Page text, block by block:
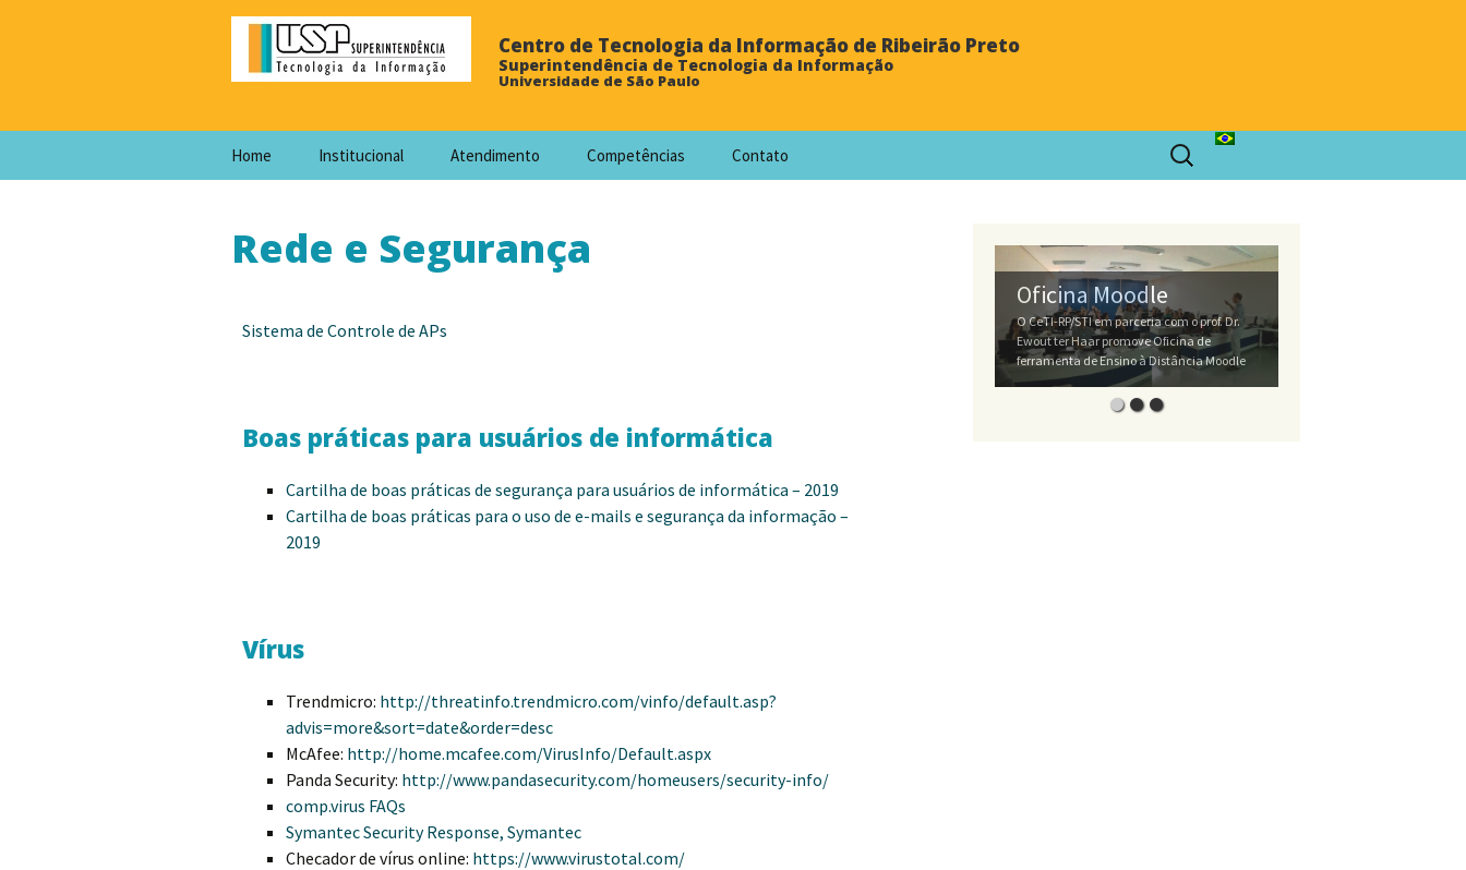
Centro de Tecnologia da Informação de Ribeirão Preto
Superintendência de Tecnologia da Informação
Universidade de São Paulo
Home Institucional Atendimento Competências Contato
Rede e Segurança
Sistema de Controle de APs
Boas práticas para usuários de informática
Cartilha de boas práticas de segurança para usuários de informática – 2019
Cartilha de boas práticas para o uso de e-mails e segurança da informação –
2019
Vírus
Trendmicro: http://threatinfo.trendmicro.com/vinfo/default.asp?
advis=more&sort=date&order=desc
McAfee: http://home.mcafee.com/VirusInfo/Default.aspx
Panda Security: http://www.pandasecurity.com/homeusers/security-info/
comp.virus FAQs
Symantec Security Response, Symantec
Checador de vírus online: https://www.virustotal.com/
Oficina Moodle
O CeTI-RP/STI em parceria com o prof. Dr.
Ewout ter Haar promove Oficina de
ferramenta de Ensino à Distância Moodle